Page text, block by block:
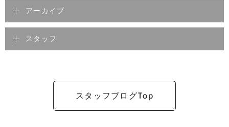
アーカイブ
スタッフ
スタッフブログTop